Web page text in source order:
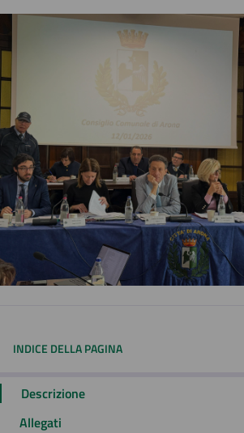
INDICE DELLA PAGINA
Descrizione
Allegati